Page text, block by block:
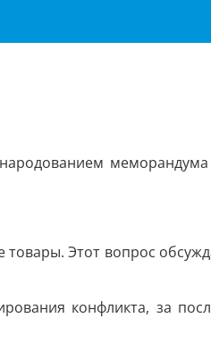
Этот вопрос
конфликта, за